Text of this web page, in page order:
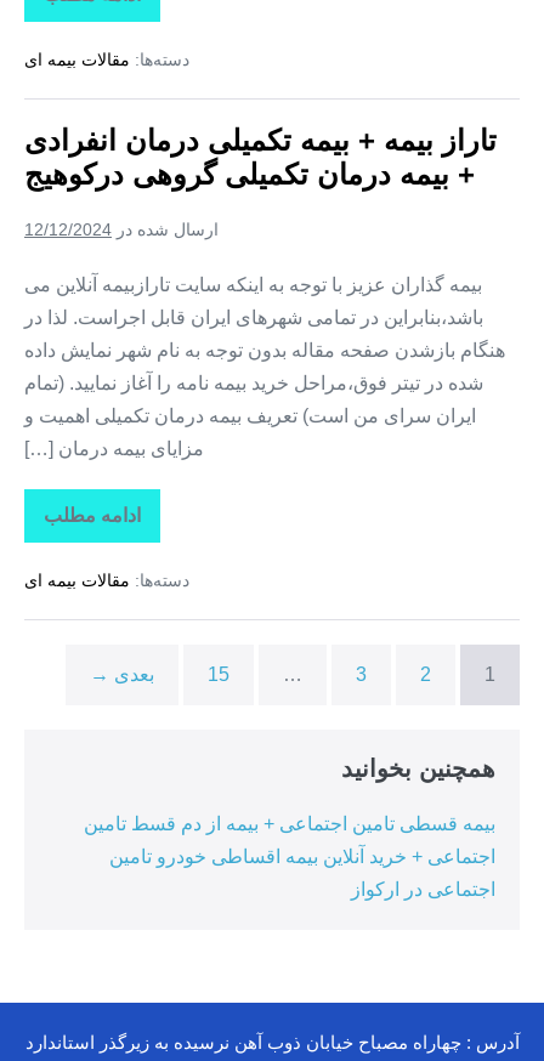
بیمه
بیمه
درمان
+
بیمه
درمان
تکمیلی
در
دسته‌ها: مقالات بیمه ای
تاراز بیمه + بیمه تکمیلی درمان انفرادی
+ بیمه درمان تکمیلی گروهی درکوهیج
ارسال شده در 12/12/2024
بیمه گذاران عزیز با توجه به اینکه سایت تارازبیمه آنلاین می
باشد،بنابراین در تمامی شهرهای ایران قابل اجراست. لذا در
هنگام بازشدن صفحه مقاله بدون توجه به نام شهر نمایش داده
شده در تیتر فوق،مراحل خرید بیمه نامه را آغاز نمایید. (تمام
ایران سرای من است) تعریف بیمه درمان تکمیلی اهمیت و
مزایای بیمه درمان […]
ادامه مطلب
تاراز
بیمه
بیمه
درمان
بیمه
دسته‌ها: مقالات بیمه ای
1
2
3
…
15 بعدی →
همچنین بخوانید
بیمه قسطی تامین اجتماعی + بیمه از دم قسط تامین
اجتماعی + خرید آنلاین بیمه اقساطی خودرو تامین
اجتماعی در ارکواز
آدرس : چهاراه مصباح خیابان ذوب آهن نرسیده به زیرگذر استاندارد